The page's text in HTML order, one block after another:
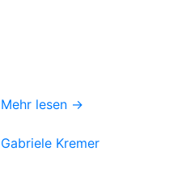
Mehr lesen →
Gabriele Kremer